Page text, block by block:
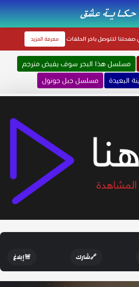
لتتوصل باخر الحلقات معرفة المزيد
مسلسل هذا البحر سوف يفيض مترجم
البعيدة
مسلسل جبل جونول
🔗شارك 🚨إبلاغ